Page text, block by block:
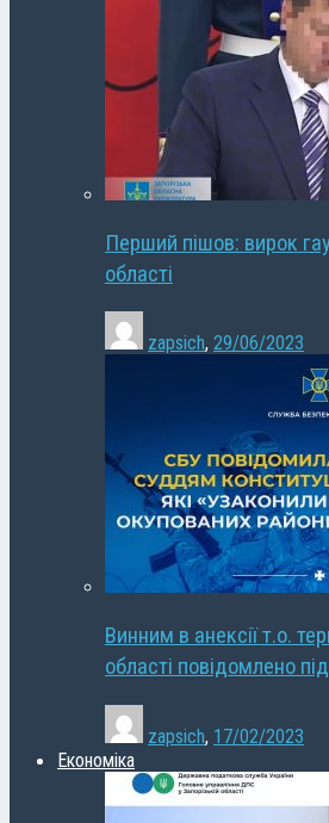
Перший пішов: вирок
області
zapsich, 29/06/2023
Винним в анексії т.о.
області повідомлено
zapsich, 17/02/2023
Економіка